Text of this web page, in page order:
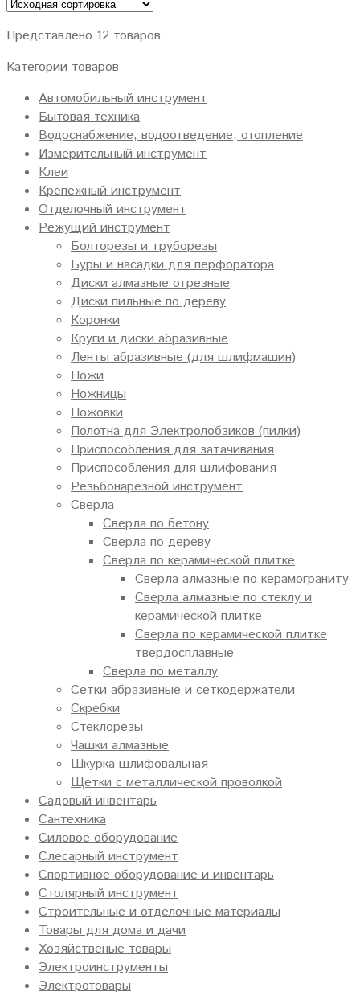
Представлено 12 товаров
Категории товаров
Автомобильный инструмент
Бытовая техника
Водоснабжение, водоотведение, отопление
Измерительный инструмент
Клеи
Крепежный инструмент
Отделочный инструмент
Режущий инструмент
Болторезы и труборезы
Буры и насадки для перфоратора
Диски алмазные отрезные
Диски пильные по дереву
Коронки
Круги и диски абразивные
Ленты абразивные (для шлифмашин)
Ножи
Ножницы
Ножовки
Полотна для Электролобзиков (пилки)
Приспособления для затачивания
Приспособления для шлифования
Резьбонарезной инструмент
Сверла
Сверла по бетону
Сверла по дереву
Сверла по керамической плитке
Сверла алмазные по керамограниту
Сверла алмазные по стеклу и
керамической плитке
Сверла по керамической плитке
твердосплавные
Сверла по металлу
Сетки абразивные и сеткодержатели
Скребки
Стеклорезы
Чашки алмазные
Шкурка шлифовальная
Щетки с металлической проволкой
Садовый инвентарь
Сантехника
Силовое оборудование
Слесарный инструмент
Спортивное оборудование и инвентарь
Столярный инструмент
Строительные и отделочные материалы
Товары для дома и дачи
Хозяйственые товары
Электроинструменты
Электротовары